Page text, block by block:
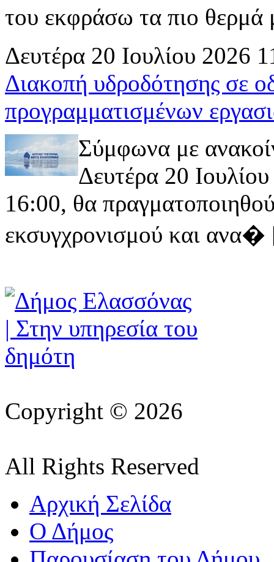
του εκφράσω τα πιο
Δευτέρα 20 Ιουλίου 2026
Διακοπή υδροδότησης σε
προγραμματισμένων
Σύμφωνα με
Δευτέρα 20
16:00, θα
εκσυγχρονισμού και
Copyright © 2026
All Rights Reserved
Αρχική Σελίδα
Ο Δήμος